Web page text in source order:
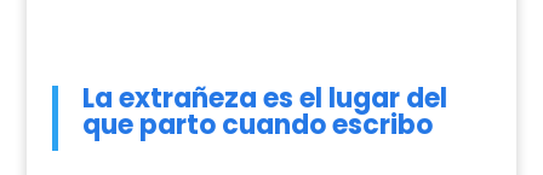
La extrañeza es el lugar del
que parto cuando escribo